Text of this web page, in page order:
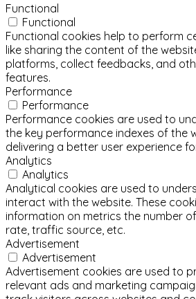
Functional
Functional
Functional cookies help to perform
like sharing the content of the
platforms, collect feedbacks, and
features.
Performance
Performance
Performance cookies are used to
the key performance indexes of the
delivering a better user experience
Analytics
Analytics
Analytical cookies are used to
interact with the website. These
information on metrics the number
rate, traffic source, etc.
Advertisement
Advertisement
Advertisement cookies are used to
relevant ads and marketing